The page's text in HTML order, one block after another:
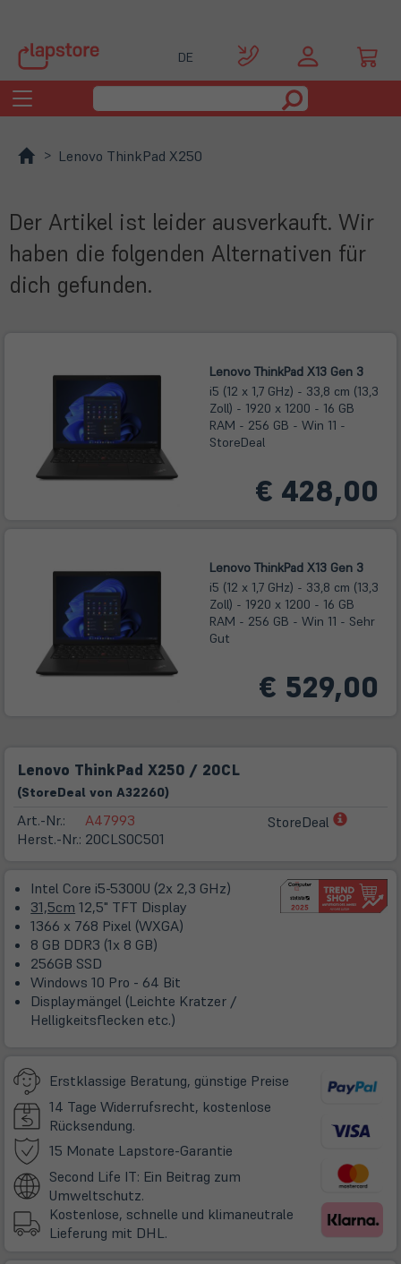
DE
Toggle
navigation
Lenovo ThinkPad X250
Der Artikel ist leider ausverkauft. Wir
haben die folgenden Alternativen für
dich gefunden.
Lenovo ThinkPad X13 Gen 3
i5 (12 x 1,7 GHz) - 33,8 cm (13,3
Zoll) - 1920 x 1200 - 16 GB
RAM - 256 GB - Win 11 -
StoreDeal
€ 428,00
Lenovo ThinkPad X13 Gen 3
i5 (12 x 1,7 GHz) - 33,8 cm (13,3
Zoll) - 1920 x 1200 - 16 GB
RAM - 256 GB - Win 11 - Sehr
Gut
€ 529,00
Lenovo ThinkPad X250 / 20CL
(StoreDeal von A32260)
Art.-Nr.:
Herst.-Nr.:
A47993
20CLS0C501
StoreDeal
(öffnet
Tab)
Intel Core i5-5300U (2x 2,3 GHz)
31,5cm 12,5" TFT Display
1366 x 768 Pixel (WXGA)
8 GB DDR3 (1x 8 GB)
256GB SSD
Windows 10 Pro - 64 Bit
Displaymängel (Leichte Kratzer /
Helligkeitsflecken etc.)
Erstklassige Beratung, günstige Preise
14 Tage Widerrufsrecht, kostenlose
Rücksendung.
15 Monate Lapstore-Garantie
neuem
Second Life IT: Ein Beitrag zum
Umweltschutz.
Kostenlose, schnelle und klimaneutrale
Lieferung mit DHL.